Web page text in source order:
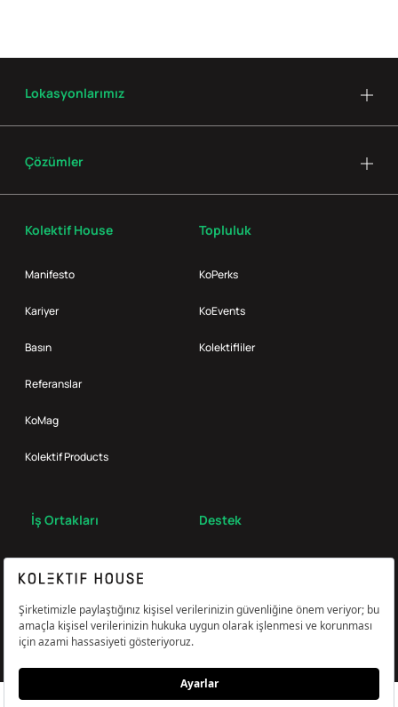
Kolektif House
Manifesto
Kariyer
Basın
Referanslar
KoMag
Kolektif Products
Topluluk
KoPerks
KoEvents
Kolektifliler
İş Ortakları Destek
Lokasyonlarımız
Çözümler
Çerez Tercihlerini Yönetin